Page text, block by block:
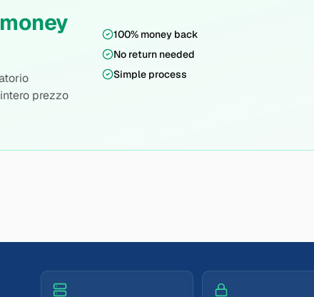
prezzo
100% money back
No return needed
Simple process